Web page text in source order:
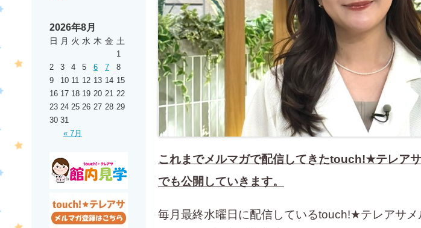
2026年8月
日 月 火 水 木 金 土
1
2
3 4 5 6 7
8
9
10 11 12 13 14 15
16 17 18 19 20 21 22
23 24 25 26 27 28 29
30 31
« 7月
これまでメルマガで配信してきたtouch!★テレア
でも公開していきます。
毎月最終水曜日に配信しているtouch!★テレアサ